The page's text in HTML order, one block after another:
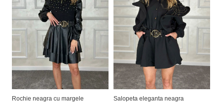
Rochie neagra cu margele
Salopeta eleganta neagra